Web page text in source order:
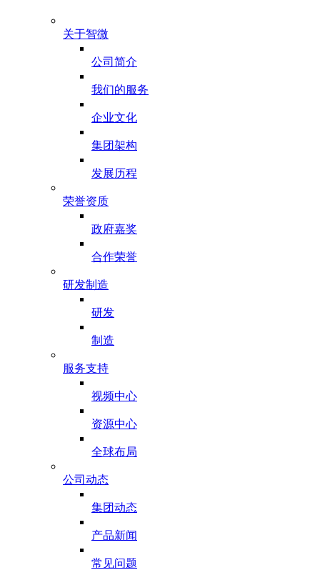
关于智微
公司简介
我们的服务
企业文化
集团架构
发展历程
荣誉资质
政府嘉奖
合作荣誉
研发制造
研发
制造
服务支持
视频中心
资源中心
全球布局
公司动态
集团动态
产品新闻
常见问题